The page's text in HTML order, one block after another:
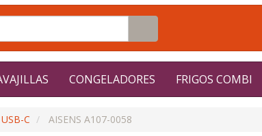
CONGELADORES FRIGOS COMBI
C AISENS A107-0058